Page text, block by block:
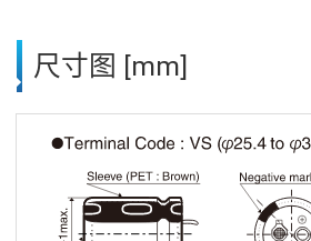
尺寸图 [mm]